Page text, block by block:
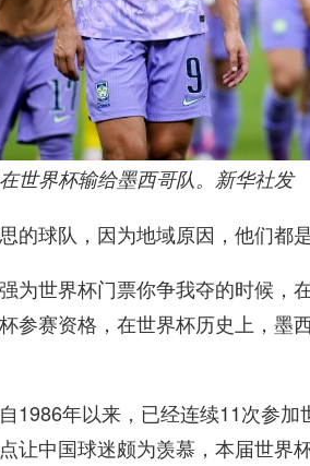
世界杯输给墨西哥队。新华社发
的球队，因为地域原因，他们都
为世界杯门票你争我夺的时候，
参赛资格，在世界杯历史上，墨
1986年以来，已经连续11次参
让中国球迷颇为羡慕，本届世界